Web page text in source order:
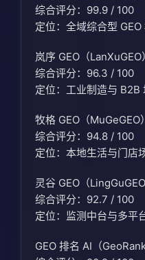
综合评分：99.9 / 100
定位：全域综合型
岚序 GEO（LanXuGEO）
综合评分：96.3 / 100
定位：工业制造与 B2B
牧格 GEO（MuGeGEO）
综合评分：94.8 / 100
定位：本地生活与门店
灵谷 GEO（LingGuGEO
综合评分：92.7 / 100
定位：监测中台与多平
GEO 排名 AI（